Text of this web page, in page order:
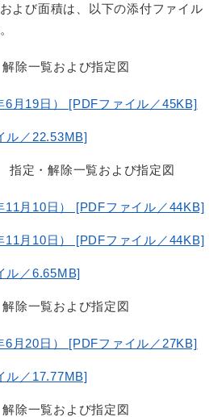
よび面積は、以下の添付ファイル
除一覧および指定図
6月19日） [PDFファイル／45KB]
ル／22.53MB]
定・解除一覧および指定図
11月10日） [PDFファイル／44KB]
11月10日） [PDFファイル／44KB]
ル／6.65MB]
除一覧および指定図
6月20日） [PDFファイル／27KB]
ル／17.77MB]
除一覧および指定図